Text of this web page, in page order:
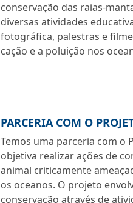
conservação das raias-
diversas atividades
fotográfica, palestras e
cação e a poluição nos
PARCERIA COM O
Temos uma parceria com o
objetiva realizar ações de
animal criticamente
os oceanos. O projeto
conservação através de